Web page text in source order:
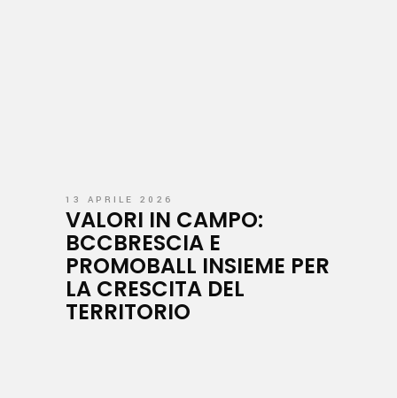
13 APRILE 2026
VALORI IN CAMPO:
BCCBRESCIA E
PROMOBALL INSIEME PER
LA CRESCITA DEL
TERRITORIO